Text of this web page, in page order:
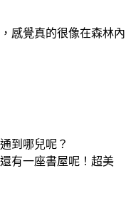
感覺真的很像在森林內
到哪兒呢？
有一座書屋呢！超美